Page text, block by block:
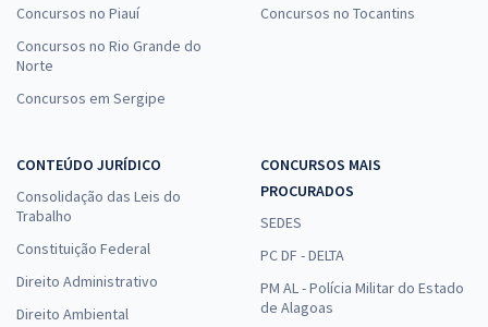
Concursos no Piauí
Concursos no Rio Grande do
Norte
Concursos em Sergipe
Concursos no Tocantins
CONTEÚDO JURÍDICO
Consolidação das Leis do
Trabalho
Constituição Federal
Direito Administrativo
Direito Ambiental
CONCURSOS MAIS
PROCURADOS
SEDES
PC DF - DELTA
PM AL - Polícia Militar do Estado
de Alagoas